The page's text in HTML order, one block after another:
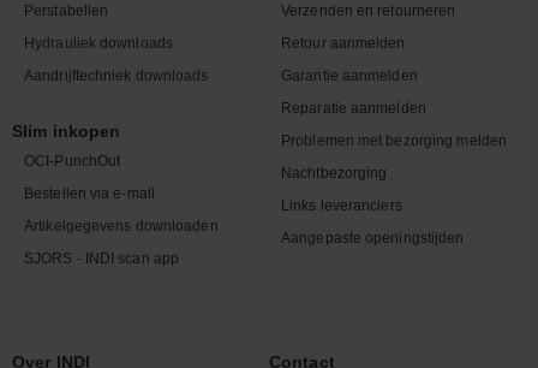
Perstabellen
Hydrauliek downloads
Aandrijftechniek downloads
Slim inkopen
OCI-PunchOut
Bestellen via e-mail
Artikelgegevens downloaden
SJORS - INDI scan app
Verzenden en retourneren
Retour aanmelden
Garantie aanmelden
Reparatie aanmelden
Problemen met bezorging melden
Nachtbezorging
Links leveranciers
Aangepaste openingstijden
Over INDI Contact